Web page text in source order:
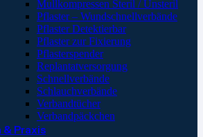
Mullkompressen Steril / Unsteril
Pflaster – Wundschnellverbände
Pflaster Detektierbar
Pflaster zur Fixierung
Pflasterspender
Replantatversorgung
Schnellverbände
Schlauchverbände
Verbandtücher
Verbandpäckchen
Praxis